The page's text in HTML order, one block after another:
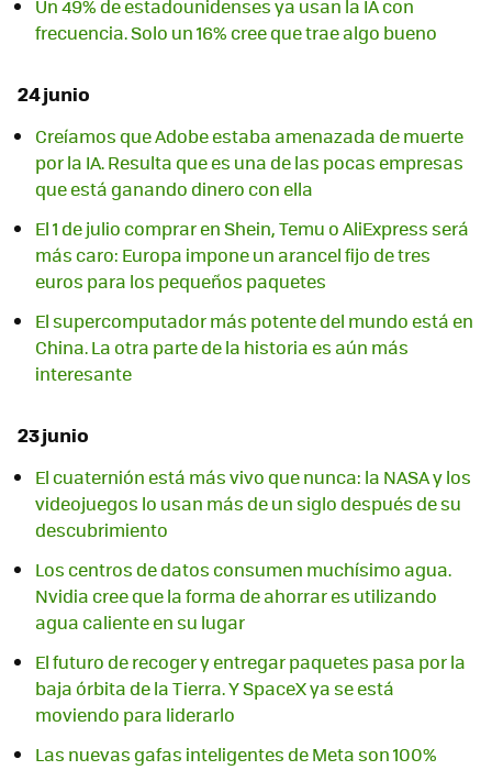
Un 49% de estadounidenses ya usan la IA con
frecuencia. Solo un 16% cree que trae algo bueno
24 junio
Creíamos que Adobe estaba amenazada de muerte
por la IA. Resulta que es una de las pocas empresas
que está ganando dinero con ella
El 1 de julio comprar en Shein, Temu o AliExpress será
más caro: Europa impone un arancel fijo de tres
euros para los pequeños paquetes
El supercomputador más potente del mundo está en
China. La otra parte de la historia es aún más
interesante
23 junio
El cuaternión está más vivo que nunca: la NASA y los
videojuegos lo usan más de un siglo después de su
descubrimiento
Los centros de datos consumen muchísimo agua.
Nvidia cree que la forma de ahorrar es utilizando
agua caliente en su lugar
El futuro de recoger y entregar paquetes pasa por la
baja órbita de la Tierra. Y SpaceX ya se está
moviendo para liderarlo
Las nuevas gafas inteligentes de Meta son 100%